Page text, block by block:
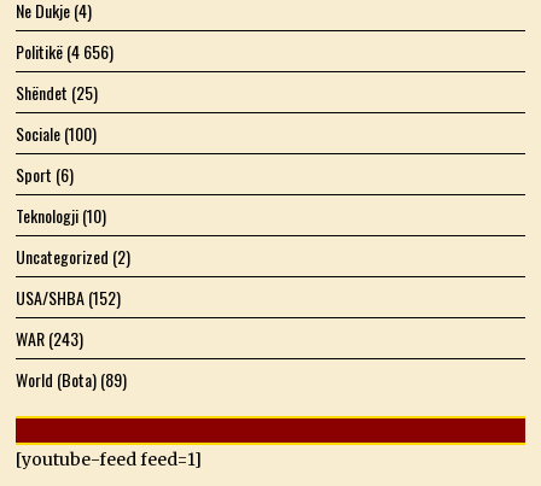
Ne Dukje(4)
Politikë(4 656)
Shëndet (25)
Sociale(100)
Sport (6)
Teknologji(10)
Uncategorized (2)
USA/SHBA(152)
WAR(243)
World (Bota)(89)
[youtube-feed feed=1]